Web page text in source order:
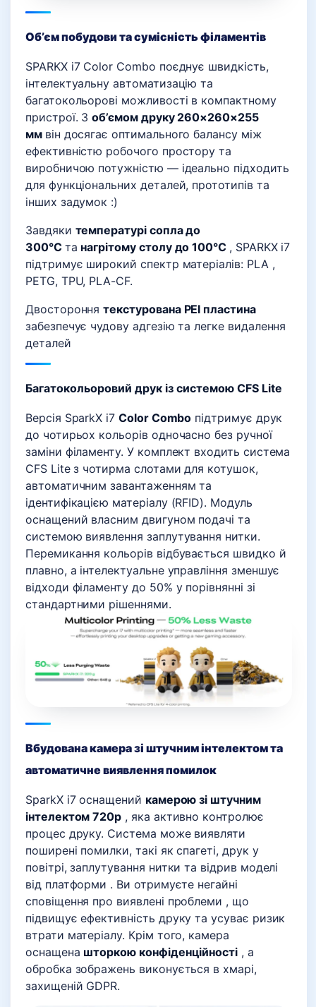
Об’єм побудови та сумісність філаментів
SPARKX i7 Color Combo поєднує швидкість,
інтелектуальну автоматизацію та
багатокольорові можливості в компактному
пристрої. Зоб’ємом друку 260×260×255
мм він досягає оптимального балансу між
ефективністю робочого простору та
виробничою потужністю — ідеально підходить
для функціональних деталей, прототипів та
інших задумок :)
Завдяки температурі сопла до
300°C та нагрітому столу до 100°C , SPARKX i7
підтримує широкий спектр матеріалів: PLA ,
PETG, TPU, PLA-CF.
Двостороннятекстурована PEI пластина
забезпечує чудову адгезію та легке видалення
деталей
Багатокольоровий друк із системою CFS Lite
Версія SparkX i7 Color Combo підтримує друк
до чотирьох кольорів одночасно без ручної
заміни філаменту. У комплект входить система
CFS Lite з чотирма слотами для котушок,
автоматичним завантаженням та
ідентифікацією матеріалу (RFID). Модуль
оснащений власним двигуном подачі та
системою виявлення заплутування нитки.
Перемикання кольорів відбувається швидко й
плавно, а інтелектуальне управління зменшує
відходи філаменту до 50% у порівнянні зі
стандартними рішеннями.
Вбудована камера зі штучним інтелектом та
автоматичне виявлення помилок
SparkX i7 оснащений камерою зі штучним
інтелектом 720p , яка активно контролює
процес друку. Система може виявляти
поширені помилки, такі якспагеті, друк у
повітрі, заплутування нитки та відрив моделі
від платформи . Ви отримуєте негайні
сповіщення про виявлені проблеми , що
підвищує ефективність друку та усуває ризик
втрати матеріалу. Крім того, камера
оснащена шторкою конфіденційності , а
обробка зображень виконується в хмарі,
захищеній GDPR.